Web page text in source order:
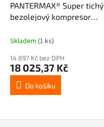
PANTERMAX® Super tichý
bezolejový kompresor
Skladem (1 ks)
14 897 Kč bez DPH
18 025,37 Kč
Do košíku